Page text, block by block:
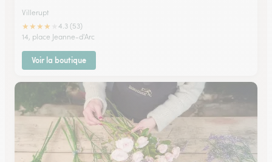
Villerupt
★★★★
4.3 (53)
14, place Jeanne-d'Arc
Voir la boutique